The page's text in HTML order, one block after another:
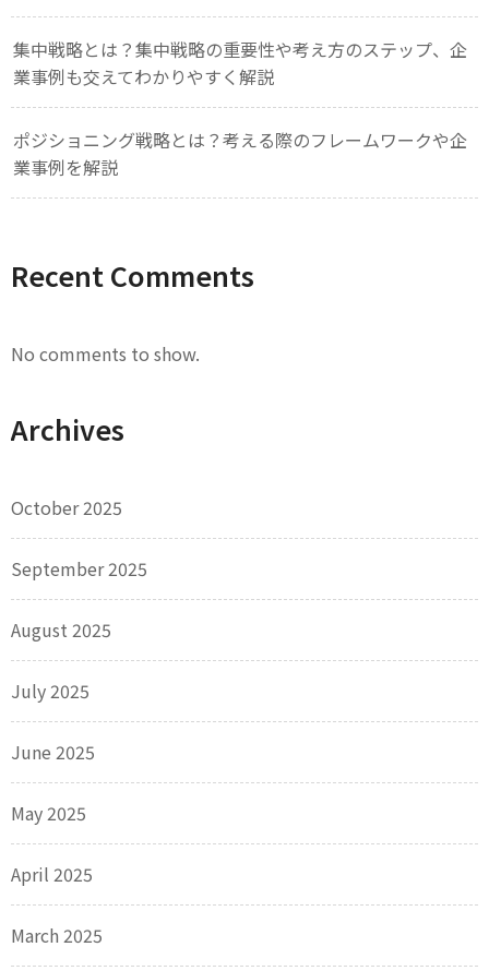
集中戦略とは？集中戦略の重要性や考え方のステップ、企
業事例も交えてわかりやすく解説
ポジショニング戦略とは？考える際のフレームワークや企
業事例を解説
Recent Comments
No comments to show.
Archives
October 2025
September 2025
August 2025
July 2025
June 2025
May 2025
April 2025
March 2025